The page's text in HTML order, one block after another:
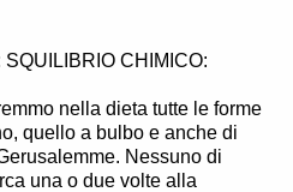
CHIMICO:
nella dieta tutte le forme
quello a bulbo e anche di
Nessuno di
una o due volte alla